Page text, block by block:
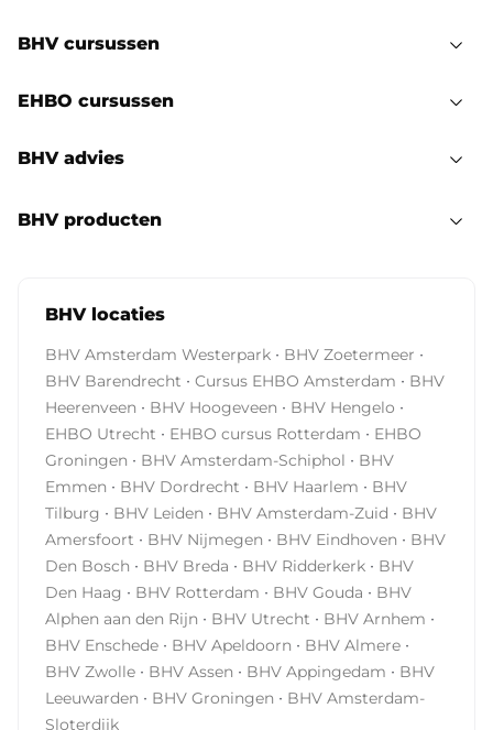
BHV cursussen
EHBO cursussen
BHV advies
BHV producten
BHV locaties
BHV Amsterdam Westerpark · BHV Zoetermeer ·
BHV Barendrecht · Cursus EHBO Amsterdam · BHV
Heerenveen · BHV Hoogeveen · BHV Hengelo ·
EHBO Utrecht · EHBO cursus Rotterdam · EHBO
Groningen · BHV Amsterdam-Schiphol · BHV
Emmen · BHV Dordrecht · BHV Haarlem · BHV
Tilburg · BHV Leiden · BHV Amsterdam-Zuid · BHV
Amersfoort · BHV Nijmegen · BHV Eindhoven · BHV
Den Bosch · BHV Breda · BHV Ridderkerk · BHV
Den Haag · BHV Rotterdam · BHV Gouda · BHV
Alphen aan den Rijn · BHV Utrecht · BHV Arnhem ·
BHV Enschede · BHV Apeldoorn · BHV Almere ·
BHV Zwolle · BHV Assen · BHV Appingedam · BHV
Leeuwarden · BHV Groningen · BHV Amsterdam-
Sloterdijk